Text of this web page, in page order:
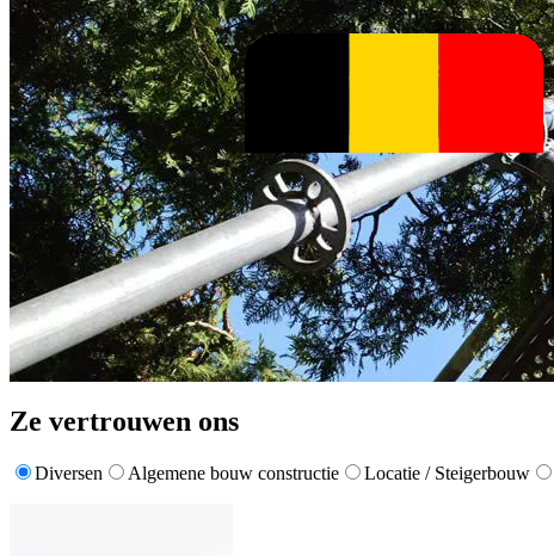
Ze vertrouwen ons
Diversen Algemene bouw constructie Locatie / Steigerbouw